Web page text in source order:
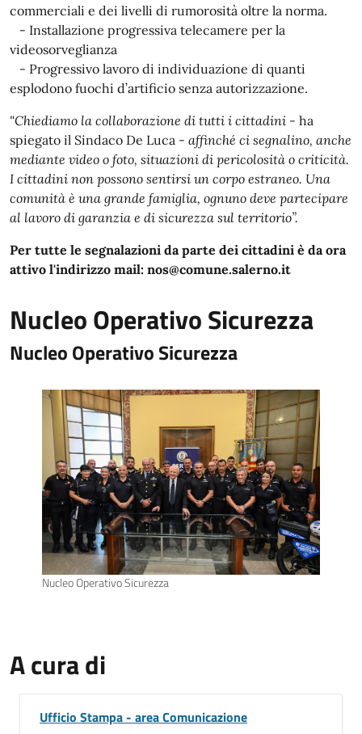
commerciali e dei livelli di rumorosità oltre la norma.
- Installazione progressiva telecamere per la
videosorveglianza
- Progressivo lavoro di individuazione di quanti
esplodono fuochi d’artificio senza autorizzazione.
"Chiediamo la collaborazione di tutti i cittadini - ha
spiegato il Sindaco De Luca - affinché ci segnalino, anche
mediante video o foto, situazioni di pericolosità o criticità.
I cittadini non possono sentirsi un corpo estraneo. Una
comunità è una grande famiglia, ognuno deve partecipare
al lavoro di garanzia e di sicurezza sul territorio”.
Per tutte le segnalazioni da parte dei cittadini è da ora
attivo l'indirizzo mail: nos@comune.salerno.it
Nucleo Operativo Sicurezza
Nucleo Operativo Sicurezza
Nucleo Operativo Sicurezza
A cura di
Ufficio Stampa - area Comunicazione